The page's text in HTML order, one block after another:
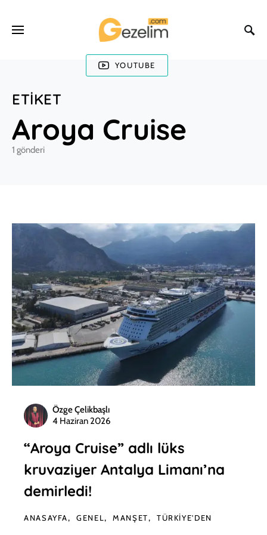
YOUTUBE
ETIKET
Aroya Cruise
1 gönderi
Özge Çelikbaşlı
4 Haziran 2026
“Aroya Cruise” adlı lüks
kruvaziyer Antalya Limanı’na
demirledi!
ANASAYFA GENEL MANŞET TÜRKIYE'DEN